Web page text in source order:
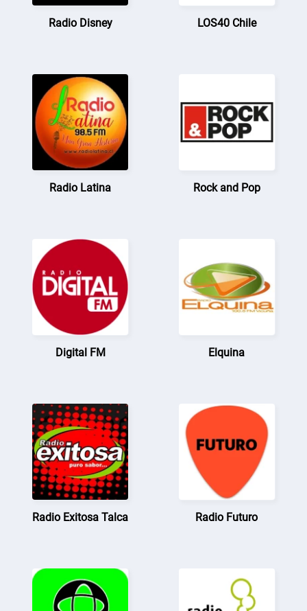
Radio Disney LOS40 Chile
Radio Latina Rock and Pop
Digital FM Elquina
Radio Exitosa Talca Radio Futuro